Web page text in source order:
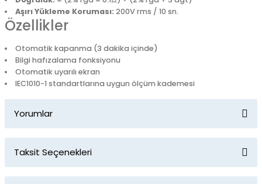
Aşırı Yükleme Koruması: 200V rms / 10 sn.
Özellikler
Otomatik kapanma (3 dakika içinde)
Bilgi hafızalama fonksiyonu
Otomatik uyarılı ekran
IEC1010-1 standartlarına uygun ölçüm kademesi
Yorumlar
Taksit Seçenekleri